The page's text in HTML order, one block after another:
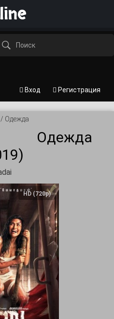
Вход Регистрация
/ Одежда
Одежда
HD (720p)